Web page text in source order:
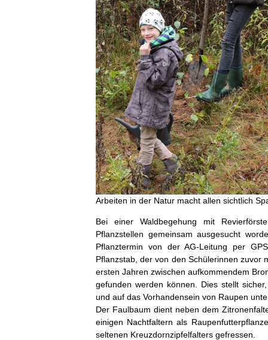
Arbeiten in der Natur macht allen sichtlich
Bei einer Waldbegehung mit
Pflanzstellen gemeinsam ausgesucht
Pflanztermin von der AG-Leitung per GPS
Pflanzstab, der von den Schülerinnen zuvor
ersten Jahren zwischen aufkommendem
gefunden werden können. Dies stellt
und auf das Vorhandensein von Raupen
Der Faulbaum dient neben dem
einigen Nachtfaltern als
seltenen Kreuzdornzipfelfalters gefressen.